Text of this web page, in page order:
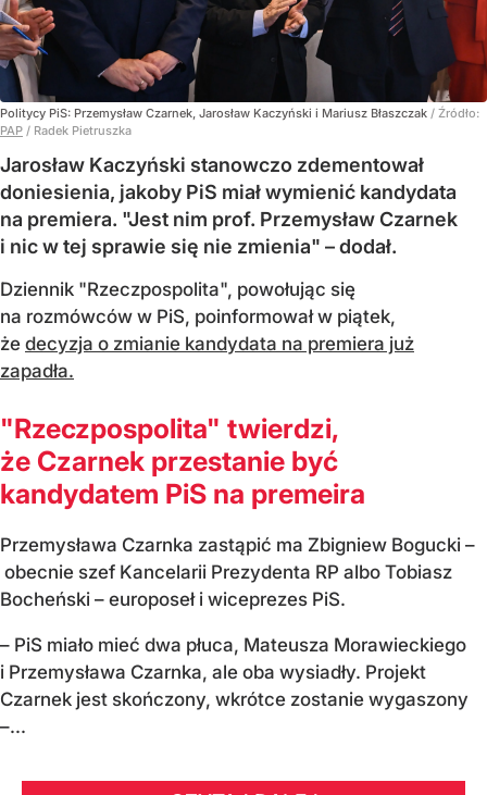
Politycy PiS: Przemysław Czarnek, Jarosław Kaczyński i Mariusz Błaszczak / Źródło:
PAP / Radek Pietruszka
Jarosław Kaczyński stanowczo zdementował
doniesienia, jakoby PiS miał wymienić kandydata
na premiera. "Jest nim prof. Przemysław Czarnek
i nic w tej sprawie się nie zmienia" – dodał.
Dziennik "Rzeczpospolita", powołując się
na rozmówców w PiS, poinformował w piątek,
że decyzja o zmianie kandydata na premiera już
zapadła.
"Rzeczpospolita" twierdzi,
że Czarnek przestanie być
kandydatem PiS na premeira
Przemysława Czarnka zastąpić ma Zbigniew Bogucki –
obecnie szef Kancelarii Prezydenta RP albo Tobiasz
Bocheński – europoseł i wiceprezes PiS.
– PiS miało mieć dwa płuca, Mateusza Morawieckiego
i Przemysława Czarnka, ale oba wysiadły. Projekt
Czarnek jest skończony, wkrótce zostanie wygaszony
–...